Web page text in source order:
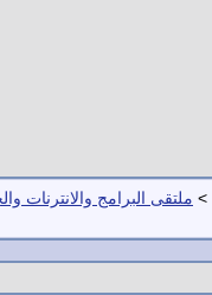
> ملتقى البرامج والانترنات